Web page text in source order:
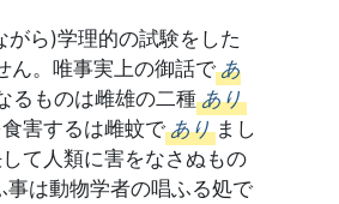
がら)学理的の試験をした
ん。唯事実上の御話で あ
るものは雌雄の二種 あり
害するは雌蚊で あり まし
て人類に害をなさぬもの
事は動物学者の唱ふる処で